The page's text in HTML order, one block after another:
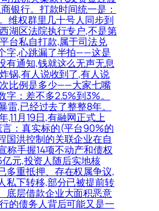
银行。打款时间统一是：
维权群里几十号人同步到
湖区法院执行专户,不是第
台私自打款,属于司法兑
字,心跳漏了半拍——这是
有通知,钱就这么无声无息
锅,有人说收到了,有人说
比例是多少——大家七嘴
字：差不多2.5%到3%。
雷,已经过去了整整8年。
,11月19日,有融网正式上
：真实标的(平台90%的
国洪控制的关联企业在自
称手握14项不动产和债权
元,投资人随后实地核
多重抵押、存在权属争议,
私下转移,部分已被提前转
底层借款企业大面积恶意
的债务人背后可能又是一